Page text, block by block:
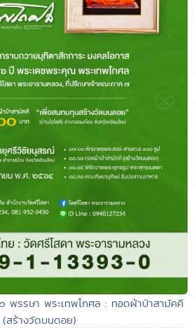
รรษา พระเทพโกศล : ทอดผ้าป่าสามัคคี
(สร้างวัดบนดอย)